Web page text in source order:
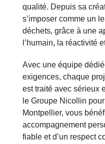
qualité. Depuis sa
s’imposer comme un
déchets, grâce à une
l’humain, la réactivité
Avec une équipe
exigences, chaque
est traité avec sérieux
le Groupe Nicollin
Montpellier, vous
accompagnement
fiable et d’un respect